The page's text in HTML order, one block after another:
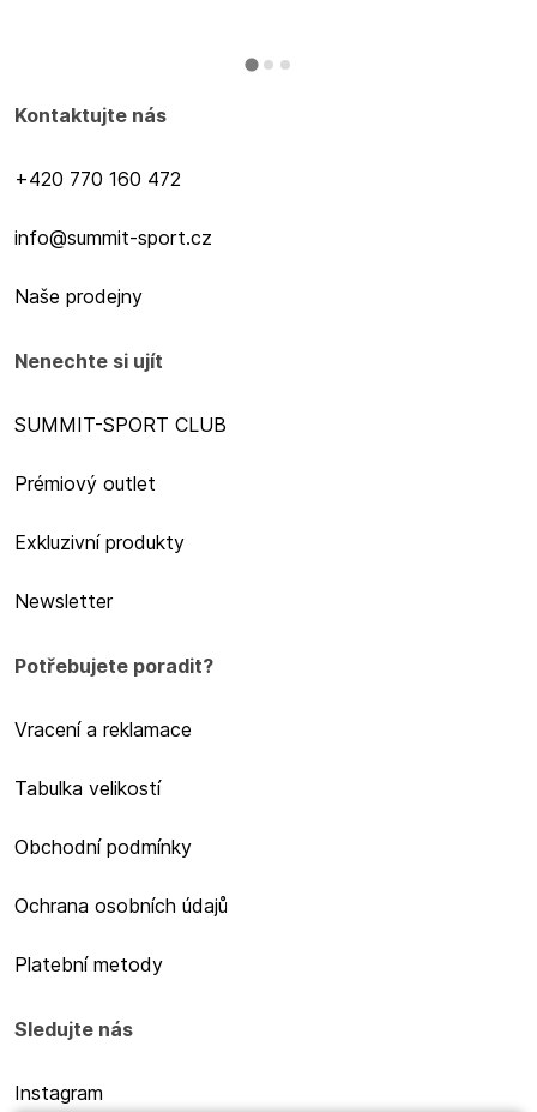
Kontaktujte nás
+420 770 160 472
info@summit-sport.cz
Naše prodejny
Nenechte si ujít
SUMMIT-SPORT CLUB
Prémiový outlet
Exkluzivní produkty
Newsletter
Potřebujete poradit?
Vracení a reklamace
Tabulka velikostí
Obchodní podmínky
Ochrana osobních údajů
Platební metody
Sledujte nás
Instagram